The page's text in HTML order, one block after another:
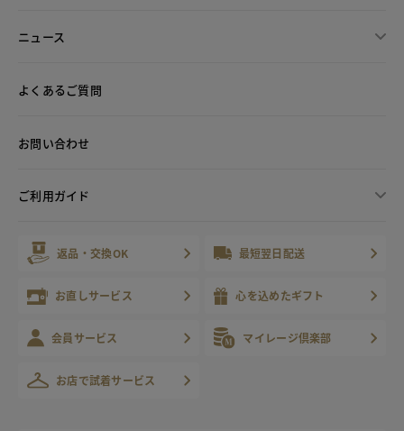
ニュース
よくあるご質問
お問い合わせ
ご利用ガイド
返品・交換OK 最短翌日配送
お直しサービス 心を込めたギフト
会員サービス マイレージ倶楽部
お店で試着サービス